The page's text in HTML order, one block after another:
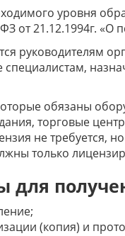
уровня
от 21.12.1994г. «О
руководителям
специалистам,
обязаны
торговые
не требуется,
только
для
(копия) и